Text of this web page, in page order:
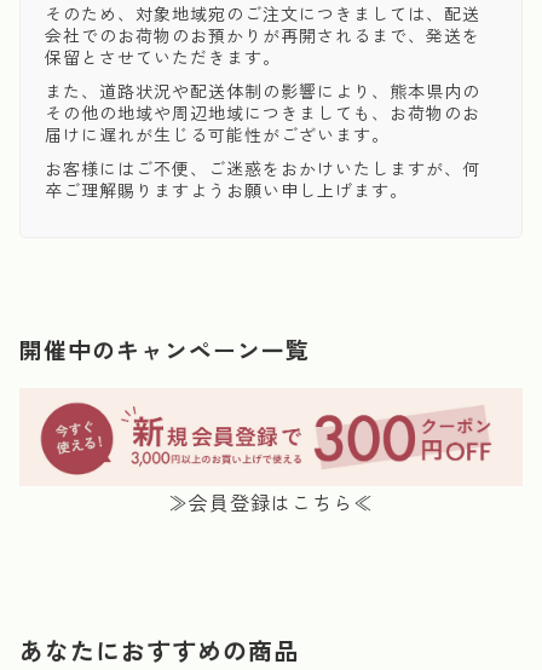
そのため、対象地域宛のご注文につきましては、配送
会社でのお荷物のお預かりが再開されるまで、発送を
保留とさせていただきます。
また、道路状況や配送体制の影響により、熊本県内の
その他の地域や周辺地域につきましても、お荷物のお
届けに遅れが生じる可能性がございます。
お客様にはご不便、ご迷惑をおかけいたしますが、何
卒ご理解賜りますようお願い申し上げます。
開催中のキャンペーン一覧
≫会員登録はこちら≪
あなたにおすすめの商品